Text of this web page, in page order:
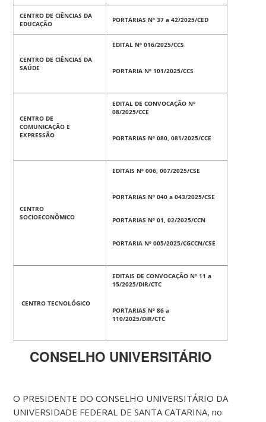
CENTRO DE CIÊNCIAS DA
EDUCAÇÃO
PORTARIAS Nº 37 a 42/2025/CED
CENTRO DE CIÊNCIAS DA
SAÚDE
EDITAL Nº 016/2025/CCS
PORTARIA Nº 101/2025/CCS
CENTRO DE
COMUNICAÇÃO E
EXPRESSÃO
EDITAL DE CONVOCAÇÃO Nº
08/2025/CCE
PORTARIAS Nº 080, 081/2025/CCE
CENTRO
SOCIOECONÔMICO
EDITAIS Nº 006, 007/2025/CSE
PORTARIAS Nº 040 a 043/2025/CSE
PORTARIAS Nº 01, 02/2025/CCN
PORTARIA Nº 005/2025/CGCCN/CSE
CENTRO TECNOLÓGICO
EDITAIS DE CONVOCAÇÃO Nº 11 a
15/2025/DIR/CTC
PORTARIAS Nº 86 a
110/2025/DIR/CTC
CONSELHO UNIVERSITÁRIO
O PRESIDENTE DO CONSELHO UNIVERSITÁRIO DA
UNIVERSIDADE FEDERAL DE SANTA CATARINA, no